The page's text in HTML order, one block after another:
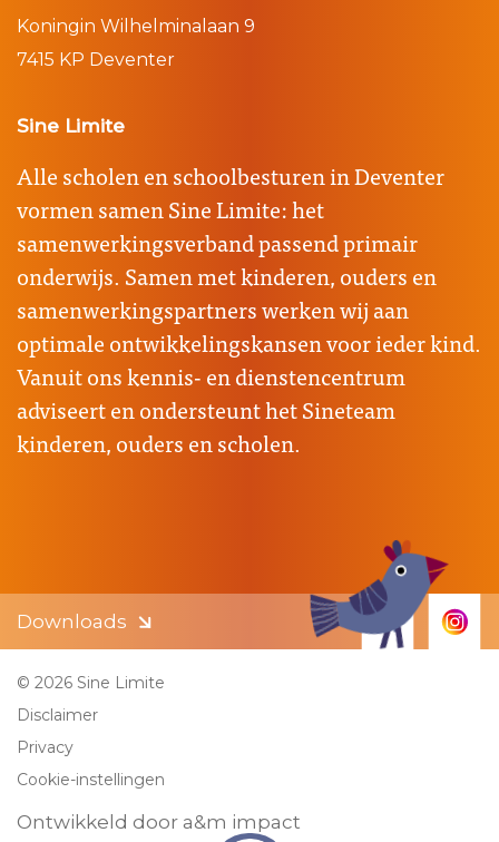
Koningin Wilhelminalaan 9
7415 KP Deventer
Sine Limite
Alle scholen en schoolbesturen in Deventer
vormen samen Sine Limite: het
samenwerkingsverband passend primair
onderwijs. Samen met kinderen, ouders en
samenwerkingspartners werken wij aan
optimale ontwikkelingskansen voor ieder kind.
Vanuit ons kennis- en dienstencentrum
adviseert en ondersteunt het Sineteam
kinderen, ouders en scholen.
Downloads
© 2026 Sine Limite
Disclaimer
Privacy
Cookie-instellingen
Ontwikkeld door a&m impact